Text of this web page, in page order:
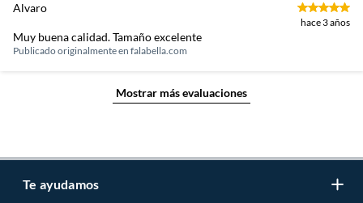
Alvaro
hace 3 años
Muy buena calidad. Tamaño excelente
Publicado originalmente en falabella.com
Mostrar más evaluaciones
Te ayudamos